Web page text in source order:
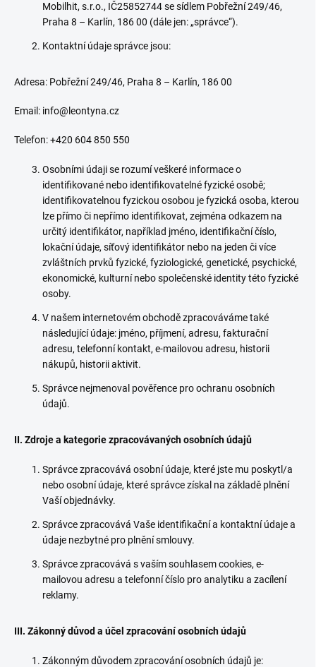
Mobilhit, s.r.o., IČ25852744 se sídlem Pobřežní 249/46,
Praha 8 – Karlín, 186 00 (dále jen: „správce“).
Kontaktní údaje správce jsou:
Adresa: Pobřežní 249/46, Praha 8 – Karlín, 186 00
Email: info@leontyna.cz
Telefon: +420 604 850 550
Osobními údaji se rozumí veškeré informace o
identifikované nebo identifikovatelné fyzické osobě;
identifikovatelnou fyzickou osobou je fyzická osoba, kterou
lze přímo či nepřímo identifikovat, zejména odkazem na
určitý identifikátor, například jméno, identifikační číslo,
lokační údaje, síťový identifikátor nebo na jeden či více
zvláštních prvků fyzické, fyziologické, genetické, psychické,
ekonomické, kulturní nebo společenské identity této fyzické
osoby.
V našem internetovém obchodě zpracováváme také
následující údaje: jméno, příjmení, adresu, fakturační
adresu, telefonní kontakt, e-mailovou adresu, historii
nákupů, historii aktivit.
Správce nejmenoval pověřence pro ochranu osobních
údajů.
II. Zdroje a kategorie zpracovávaných osobních údajů
Správce zpracovává osobní údaje, které jste mu poskytl/a
nebo osobní údaje, které správce získal na základě plnění
Vaší objednávky.
Správce zpracovává Vaše identifikační a kontaktní údaje a
údaje nezbytné pro plnění smlouvy.
Správce zpracovává s vaším souhlasem cookies, e-
mailovou adresu a telefonní číslo pro analytiku a zacílení
reklamy.
III. Zákonný důvod a účel zpracování osobních údajů
Zákonným důvodem zpracování osobních údajů je: